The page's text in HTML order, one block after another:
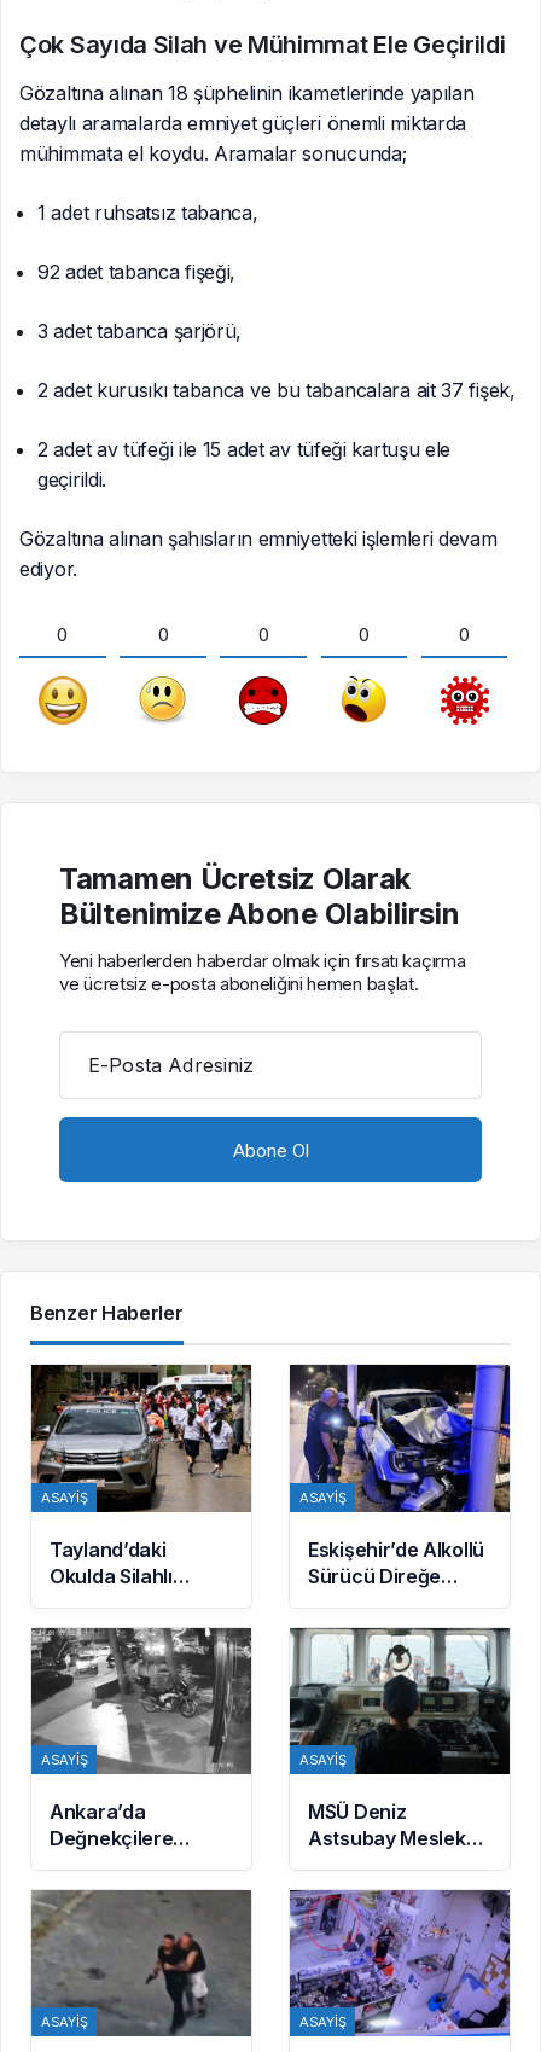
Çok Sayıda Silah ve Mühimmat Ele Geçirildi
Gözaltına alınan 18 şüphelinin ikametlerinde yapılan
detaylı aramalarda emniyet güçleri önemli miktarda
mühimmata el koydu. Aramalar sonucunda;
1 adet ruhsatsız tabanca,
92 adet tabanca fişeği,
3 adet tabanca şarjörü,
2 adet kurusıkı tabanca ve bu tabancalara ait 37 fişek,
2 adet av tüfeği ile 15 adet av tüfeği kartuşu ele
geçirildi.
Gözaltına alınan şahısların emniyetteki işlemleri devam
ediyor.
0 0 0 0 0
Tamamen Ücretsiz Olarak
Bültenimize Abone Olabilirsin
Yeni haberlerden haberdar olmak için fırsatı kaçırma
ve ücretsiz e-posta aboneliğini hemen başlat.
E-Posta Adresiniz
Benzer Haberler
ASAYIŞ
Tayland’daki
Okulda Silahlı
Saldırı: 6 Ölü, 15
Yaralı
ASAYIŞ
Eskişehir’de Alkollü
Sürücü Direğe
Çarptı: 1 Yaralı
ASAYIŞ
Ankara’da
Değnekçilere
Operasyon: 10
Gözaltı
ASAYIŞ
MSÜ Deniz
Astsubay Meslek
Yüksekokulu
Öğrencileri
Geleceğe
Hazırlanıyor
ASAYIŞ ASAYIŞ